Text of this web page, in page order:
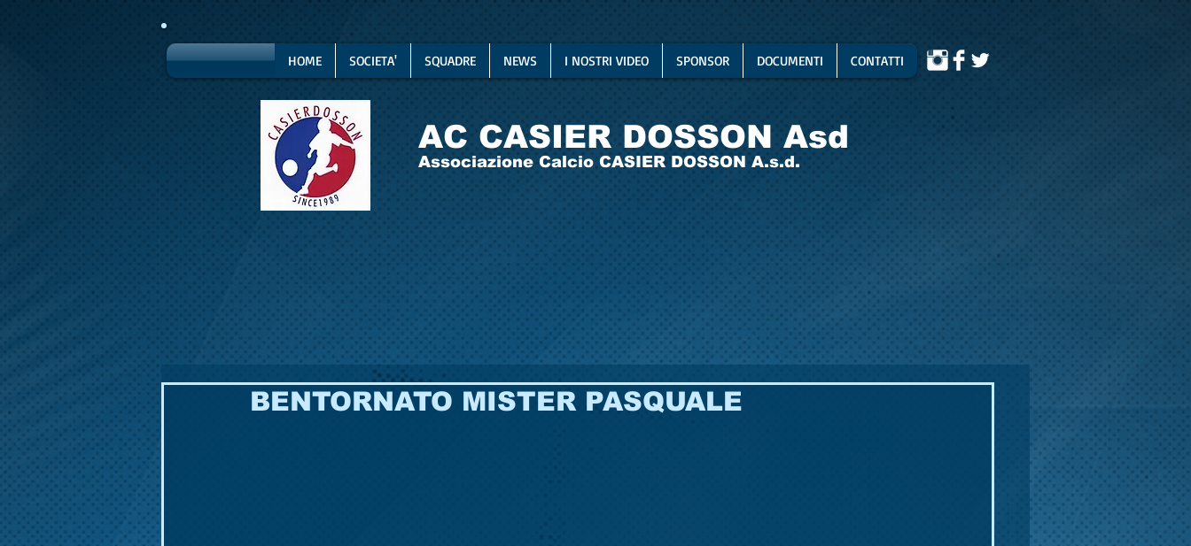
HOME SOCIETA' SQUADRE NEWS I NOSTRI VIDEO SPONSOR DOCUMENTI CONTATTI
AC CASIER DOSSON Asd
Associazione Calcio CASIER DOSSON A.s.d.
BENTORNATO MISTER PASQUALE